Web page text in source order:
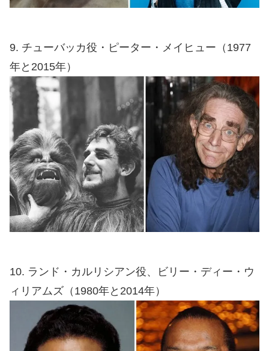
9. チューバッカ役・ピーター・メイヒュー（1977
年と2015年）
10. ランド・カルリシアン役、ビリー・ディー・ウ
ィリアムズ（1980年と2014年）